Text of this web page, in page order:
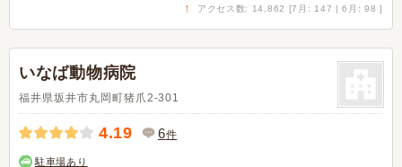
↑ アクセス数: 14,862 [7月: 147 | 6月: 98 ]
いなば動物病院
福井県坂井市丸岡町猪爪2-301
4.19 6件
駐車場あり